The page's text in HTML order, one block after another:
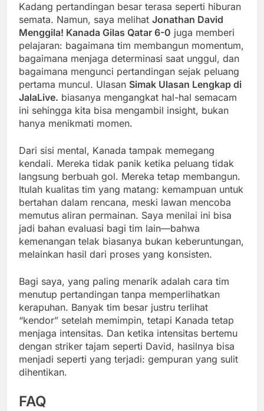
Kadang pertandingan besar terasa seperti hiburan
semata. Namun, saya melihat Jonathan David
Menggila! Kanada Gilas Qatar 6-0 juga memberi
pelajaran: bagaimana tim membangun momentum,
bagaimana menjaga determinasi saat unggul, dan
bagaimana mengunci pertandingan sejak peluang
pertama muncul. Ulasan Simak Ulasan Lengkap di
JalaLive. biasanya mengangkat hal-hal semacam
ini sehingga kita bisa mengambil insight, bukan
hanya menikmati momen.
Dari sisi mental, Kanada tampak memegang
kendali. Mereka tidak panik ketika peluang tidak
langsung berbuah gol. Mereka tetap membangun.
Itulah kualitas tim yang matang: kemampuan untuk
bertahan dalam rencana, meski lawan mencoba
memutus aliran permainan. Saya menilai ini bisa
jadi bahan evaluasi bagi tim lain—bahwa
kemenangan telak biasanya bukan keberuntungan,
melainkan hasil dari proses yang konsisten.
Bagi saya, yang paling menarik adalah cara tim
menutup pertandingan tanpa memperlihatkan
kerapuhan. Banyak tim besar justru terlihat
“kendor” setelah memimpin, tetapi Kanada tetap
menjaga intensitas. Dan ketika intensitas bertemu
dengan striker tajam seperti David, hasilnya bisa
menjadi seperti yang terjadi: gempuran yang sulit
dihentikan.
FAQ